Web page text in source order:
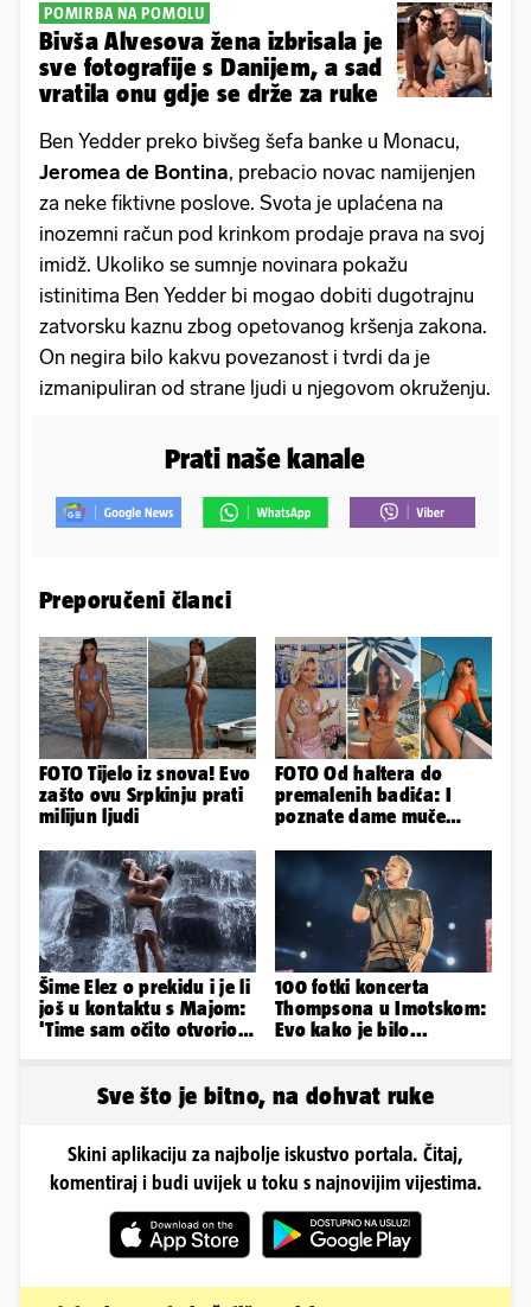
POMIRBA NA POMOLU
Bivša Alvesova žena izbrisala je
sve fotografije s Danijem, a sad
vratila onu gdje se drže za ruke
Ben Yedder preko bivšeg šefa banke u Monacu,
Jeromea de Bontina, prebacio novac namijenjen
za neke fiktivne poslove. Svota je uplaćena na
inozemni račun pod krinkom prodaje prava na svoj
imidž. Ukoliko se sumnje novinara pokažu
istinitima Ben Yedder bi mogao dobiti dugotrajnu
zatvorsku kaznu zbog opetovanog kršenja zakona.
On negira bilo kakvu povezanost i tvrdi da je
izmanipuliran od strane ljudi u njegovom okruženju.
Prati naše kanale
Preporučeni članci
FOTO Tijelo iz snova! Evo
zašto ovu Srpkinju prati
milijun ljudi
FOTO Od haltera do
premalenih badića: I
poznate dame muče
pozirale
Šime Elez o prekidu i je li
još u kontaktu s Majom:
'Time sam očito otvorio
100 fotki koncerta
Thompsona u Imotskom:
Evo kako je bilo...
Sve što je bitno, na dohvat ruke
Skini aplikaciju za najbolje iskustvo portala. Čitaj,
komentiraj i budi uvijek u toku s najnovijim vijestima.